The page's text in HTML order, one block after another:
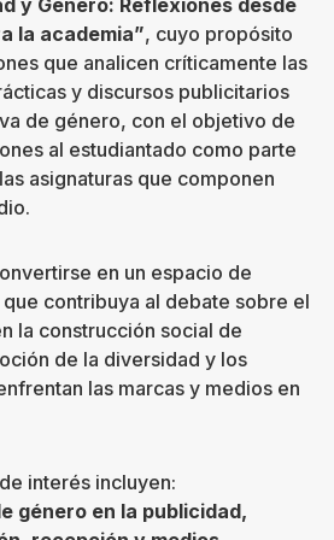
y Género: Reflexiones desde
la academia”, cuyo propósito
que analicen críticamente las
y discursos publicitarios
de género, con el objetivo de
al estudiantado como parte
asignaturas que componen
en un espacio de
contribuya al debate sobre el
la construcción social de
de la diversidad y los
las marcas y medios en
interés incluyen:
género en la publicidad,